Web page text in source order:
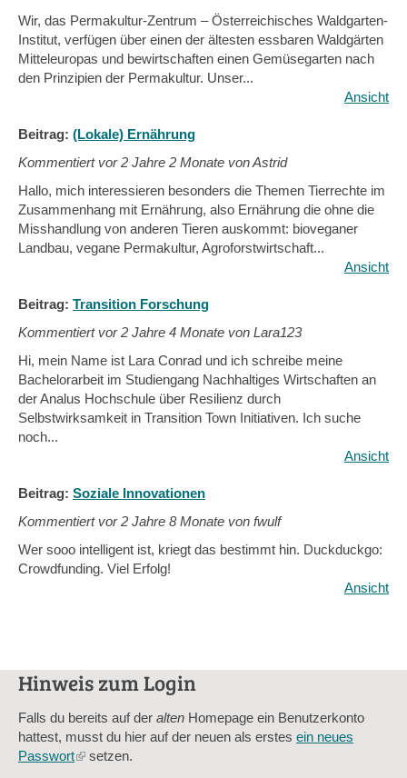
Wir, das Permakultur-Zentrum – Österreichisches Waldgarten-
Institut, verfügen über einen der ältesten essbaren Waldgärten
Mitteleuropas und bewirtschaften einen Gemüsegarten nach
den Prinzipien der Permakultur. Unser...
Ansicht
Beitrag: (Lokale) Ernährung
Kommentiert vor2 Jahre 2 Monate von Astrid
Hallo, mich interessieren besonders die Themen Tierrechte im
Zusammenhang mit Ernährung, also Ernährung die ohne die
Misshandlung von anderen Tieren auskommt: bioveganer
Landbau, vegane Permakultur, Agroforstwirtschaft...
Ansicht
Beitrag: Transition Forschung
Kommentiert vor2 Jahre 4 Monate von Lara123
Hi, mein Name ist Lara Conrad und ich schreibe meine
Bachelorarbeit im Studiengang Nachhaltiges Wirtschaften an
der Analus Hochschule über Resilienz durch
Selbstwirksamkeit in Transition Town Initiativen. Ich suche
noch...
Ansicht
Beitrag: Soziale Innovationen
Kommentiert vor2 Jahre 8 Monate von fwulf
Wer sooo intelligent ist, kriegt das bestimmt hin. Duckduckgo:
Crowdfunding. Viel Erfolg!
Ansicht
Hinweis zum Login
Falls du bereits auf der alten Homepage ein Benutzerkonto
hattest, musst du hier auf der neuen als erstes ein neues
Passwort(linksetzen.